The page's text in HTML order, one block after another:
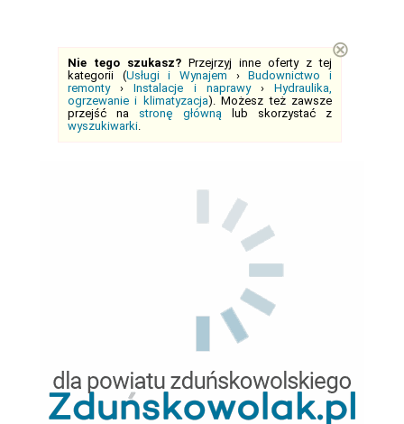
Nie tego szukasz? Przejrzyj inne oferty z tej
kategorii (Usługi i Wynajem ›Budownictwo i
remonty›Instalacje i naprawy›Hydraulika,
ogrzewanie i klimatyzacja). Możesz też zawsze
przejść na stronę głównąlub skorzystać z
wyszukiwarki.
⊗